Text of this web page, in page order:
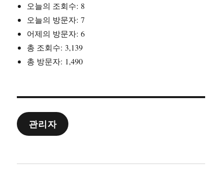
오늘의 조회수: 8
오늘의 방문자:7
어제의 방문자:6
총 조회수: 3,139
총 방문자: 1,490
관리자